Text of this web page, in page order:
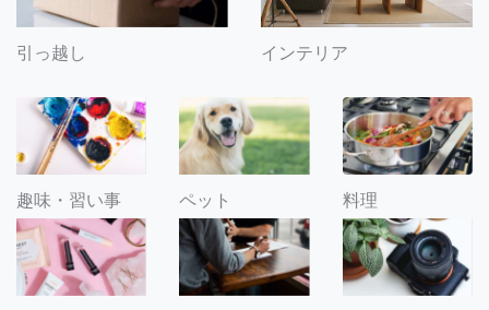
引っ越し インテリア
趣味・習い事 ペット 料理